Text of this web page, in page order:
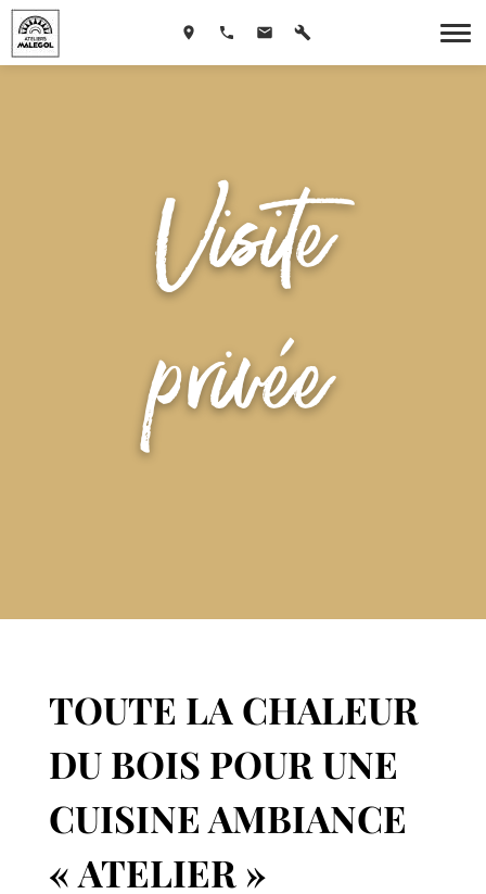
Visite
privée
TOUTE LA CHALEUR
DU BOIS POUR UNE
CUISINE AMBIANCE
« ATELIER »